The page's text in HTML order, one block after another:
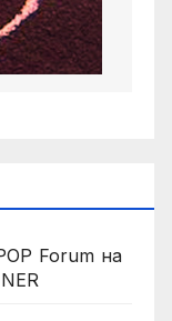
Forum на